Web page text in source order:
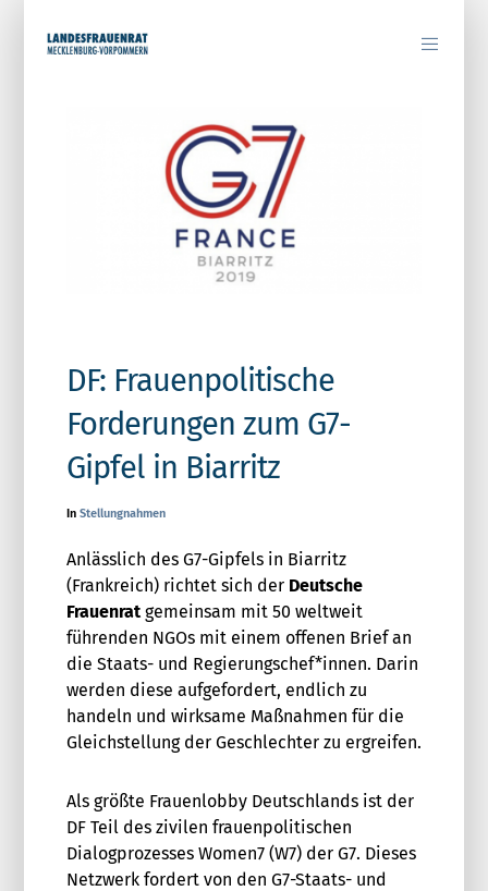
DF: Frauenpolitische
Forderungen zum G7-
Gipfel in Biarritz
In Stellungnahmen
Anlässlich des G7-Gipfels in Biarritz
(Frankreich) richtet sich der Deutsche
Frauenratgemeinsam mit 50 weltweit
führenden NGOs mit einem offenen Brief an
die Staats- und Regierungschef*innen. Darin
werden diese aufgefordert, endlich zu
handeln und wirksame Maßnahmen für die
Gleichstellung der Geschlechter zu ergreifen.
Als größte Frauenlobby Deutschlands ist der
DF Teil des zivilen frauenpolitischen
Dialogprozesses Women7 (W7) der G7. Dieses
Netzwerk fordert von den G7-Staats- und